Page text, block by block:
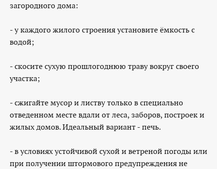
загородного дома:
- у каждого жилого строения установите ёмкость с
водой;
- скосите сухую прошлогоднюю траву вокруг своего
участка;
- сжигайте мусор и листву только в специально
отведенном месте вдали от леса, заборов, построек и
жилых домов. Идеальный вариант - печь.
- в условиях устойчивой сухой и ветреной погоды или
при получении штормового предупреждения не